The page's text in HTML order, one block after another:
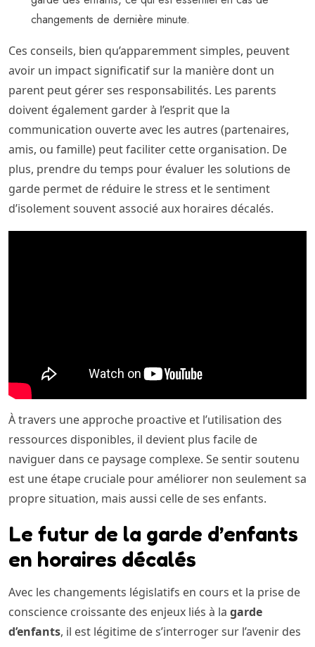
changements de dernière minute.
Ces conseils, bien qu’apparemment simples, peuvent
avoir un impact significatif sur la manière dont un
parent peut gérer ses responsabilités. Les parents
doivent également garder à l’esprit que la
communication ouverte avec les autres (partenaires,
amis, ou famille) peut faciliter cette organisation. De
plus, prendre du temps pour évaluer les solutions de
garde permet de réduire le stress et le sentiment
d’isolement souvent associé aux horaires décalés.
À travers une approche proactive et l’utilisation des
ressources disponibles, il devient plus facile de
naviguer dans ce paysage complexe. Se sentir soutenu
est une étape cruciale pour améliorer non seulement sa
propre situation, mais aussi celle de ses enfants.
Le futur de la garde d’enfants
en horaires décalés
Avec les changements législatifs en cours et la prise de
conscience croissante des enjeux liés à la garde
d’enfants, il est légitime de s’interroger sur l’avenir des